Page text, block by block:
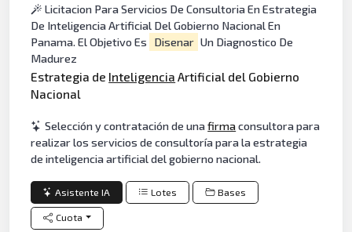
Licitacion Para Servicios De Consultoria En Estrategia
De Inteligencia Artificial Del Gobierno Nacional En
Panama. El Objetivo Es
Disenar Un Diagnostico De
Madurez
Estrategia de Inteligencia Artificial del Gobierno
Nacional
Selección y contratación de unafirmaconsultora para
realizar los servicios de consultoría para la estrategia
de inteligencia artificial del gobierno nacional.
Asistente IA Lotes Bases
Cuota